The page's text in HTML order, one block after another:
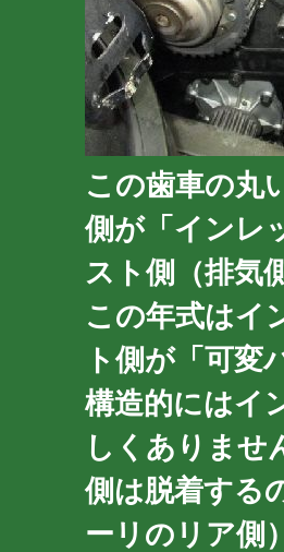
この歯車の丸
側が「インレ
スト側（排気
この年式はイ
ト側が「可変
構造的にはイ
しくありませ
側は脱着する
ーリのリア側